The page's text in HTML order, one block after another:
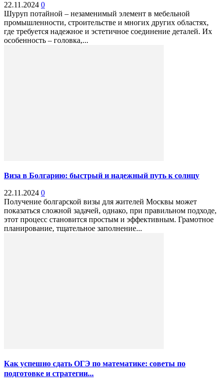
22.11.2024 0
Шуруп потайной – незаменимый элемент в мебельной
промышленности, строительстве и многих других областях,
где требуется надежное и эстетичное соединение деталей. Их
особенность – головка,...
Виза в Болгарию: быстрый и надежный путь к солнцу
22.11.2024 0
Получение болгарской визы для жителей Москвы может
показаться сложной задачей, однако, при правильном подходе,
этот процесс становится простым и эффективным. Грамотное
планирование, тщательное заполнение...
Как успешно сдать ОГЭ по математике: советы по
подготовке и стратегии...